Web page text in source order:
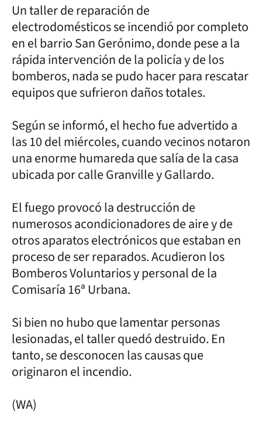
Un taller de reparación de
electrodomésticos se incendió por completo
en el barrio San Gerónimo, donde pese a la
rápida intervención de la policía y de los
bomberos, nada se pudo hacer para rescatar
equipos que sufrieron daños totales.
Según se informó, el hecho fue advertido a
las 10 del miércoles, cuando vecinos notaron
una enorme humareda que salía de la casa
ubicada por calle Granville y Gallardo.
El fuego provocó la destrucción de
numerosos acondicionadores de aire y de
otros aparatos electrónicos que estaban en
proceso de ser reparados. Acudieron los
Bomberos Voluntarios y personal de la
Comisaría 16ª Urbana.
Si bien no hubo que lamentar personas
lesionadas, el taller quedó destruido. En
tanto, se desconocen las causas que
originaron el incendio.
(WA)